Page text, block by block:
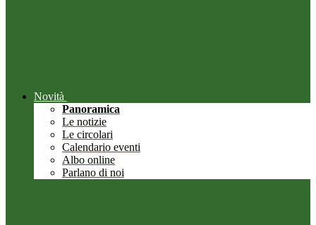
Novità
Panoramica
Le notizie
Le circolari
Calendario eventi
Albo online
Parlano di noi